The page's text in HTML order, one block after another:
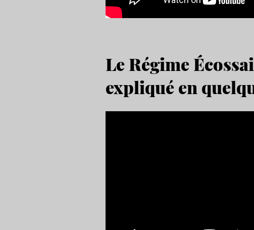
Le Régime
expliqué en